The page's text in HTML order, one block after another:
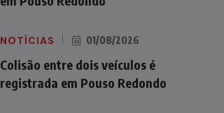
NOTÍCIAS 01/08/2026
Colisão entre dois veículos é
registrada em Pouso Redondo